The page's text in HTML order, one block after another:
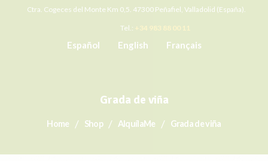
Ctra. Cogeces del Monte Km 0,5. 47300 Peñafiel, Valladolid (España).
Tel.: +34 983 88 00 11
Español English Français
Grada de viña
Home Shop AlquílaMe Grada de viña